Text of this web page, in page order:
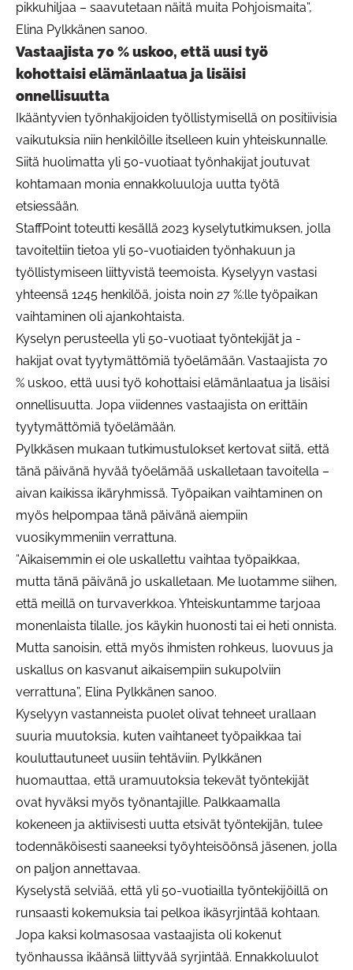
pikkuhiljaa – saavutetaan näitä muita Pohjoismaita”,
Elina Pylkkänen sanoo.
Vastaajista 70 % uskoo, että uusi työ
kohottaisi elämänlaatua ja lisäisi
onnellisuutta
Ikääntyvien työnhakijoiden työllistymisellä on positiivisia
vaikutuksia niin henkilöille itselleen kuin yhteiskunnalle.
Siitä huolimatta yli 50-vuotiaat työnhakijat joutuvat
kohtamaan monia ennakkoluuloja uutta työtä
etsiessään.
StaffPoint toteutti kesällä 2023 kyselytutkimuksen, jolla
tavoiteltiin tietoa yli 50-vuotiaiden työnhakuun ja
työllistymiseen liittyvistä teemoista. Kyselyyn vastasi
yhteensä 1245 henkilöä, joista noin 27 %:lle työpaikan
vaihtaminen oli ajankohtaista.
Kyselyn perusteella yli 50-vuotiaat työntekijät ja -
hakijat ovat tyytymättömiä työelämään. Vastaajista 70
% uskoo, että uusi työ kohottaisi elämänlaatua ja lisäisi
onnellisuutta. Jopa viidennes vastaajista on erittäin
tyytymättömiä työelämään.
Pylkkäsen mukaan tutkimustulokset kertovat siitä, että
tänä päivänä hyvää työelämää uskalletaan tavoitella –
aivan kaikissa ikäryhmissä. Työpaikan vaihtaminen on
myös helpompaa tänä päivänä aiempiin
vuosikymmeniin verrattuna.
”Aikaisemmin ei ole uskallettu vaihtaa työpaikkaa,
mutta tänä päivänä jo uskalletaan. Me luotamme siihen,
että meillä on turvaverkkoa. Yhteiskuntamme tarjoaa
monenlaista tilalle, jos käykin huonosti tai ei heti onnista.
Mutta sanoisin, että myös ihmisten rohkeus, luovuus ja
uskallus on kasvanut aikaisempiin sukupolviin
verrattuna”, Elina Pylkkänen sanoo.
Kyselyyn vastanneista puolet olivat tehneet urallaan
suuria muutoksia, kuten vaihtaneet työpaikkaa tai
kouluttautuneet uusiin tehtäviin. Pylkkänen
huomauttaa, että uramuutoksia tekevät työntekijät
ovat hyväksi myös työnantajille. Palkkaamalla
kokeneen ja aktiivisesti uutta etsivät työntekijän, tulee
todennäköisesti saaneeksi työyhteisöönsä jäsenen, jolla
on paljon annettavaa.
Kyselystä selviää, että yli 50-vuotiailla työntekijöillä on
runsaasti kokemuksia tai pelkoa ikäsyrjintää kohtaan.
Jopa kaksi kolmasosaa vastaajista oli kokenut
työnhaussa ikäänsä liittyvää syrjintää. Ennakkoluulot